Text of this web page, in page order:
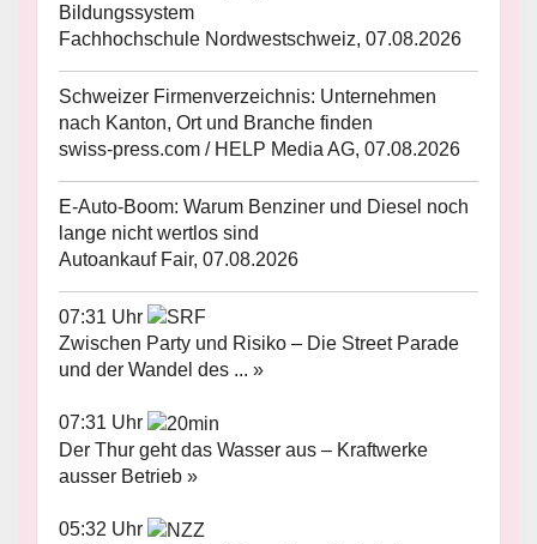
Bildungssystem
Fachhochschule Nordwestschweiz, 07.08.2026
Schweizer Firmenverzeichnis: Unternehmen
nach Kanton, Ort und Branche finden
swiss-press.com / HELP Media AG, 07.08.2026
E-Auto-Boom: Warum Benziner und Diesel noch
lange nicht wertlos sind
Autoankauf Fair, 07.08.2026
07:31 Uhr
Zwischen Party und Risiko – Die Street Parade
und der Wandel des ... »
07:31 Uhr
Der Thur geht das Wasser aus – Kraftwerke
ausser Betrieb »
05:32 Uhr